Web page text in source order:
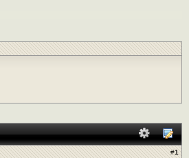
#1